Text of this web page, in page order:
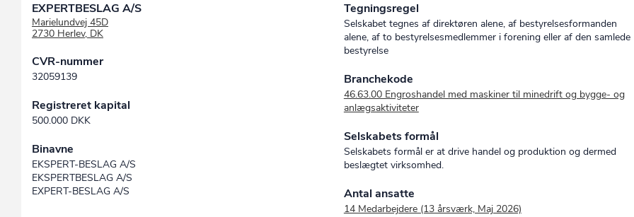
EXPERTBESLAG A/S
Marielundvej 45D
2730 Herlev, DK
CVR-nummer
32059139
Registreret kapital
500.000 DKK
Binavne
EKSPERT-BESLAG A/S
EKSPERTBESLAG A/S
EXPERT-BESLAG A/S
Tegningsregel
Selskabet tegnes af direktøren alene, af bestyrelsesformanden
alene, af to bestyrelsesmedlemmer i forening eller af den samlede
bestyrelse
Branchekode
46.63.00 Engroshandel med maskiner til minedrift og bygge- og
anlægsaktiviteter
Selskabets formål
Selskabets formål er at drive handel og produktion og dermed
beslægtet virksomhed.
Antal ansatte
14 Medarbejdere (13 årsværk, Maj 2026)